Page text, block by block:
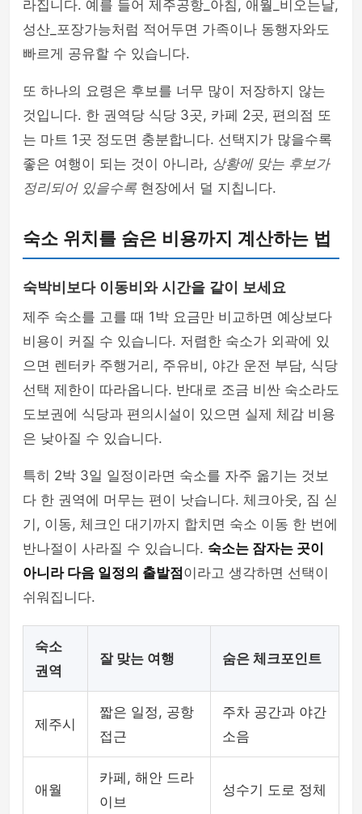
라집니다. 예를 들어 제주공항_아침, 애월_비오는날,
성산_포장가능처럼 적어두면 가족이나 동행자와도
빠르게 공유할 수 있습니다.
또 하나의 요령은 후보를 너무 많이 저장하지 않는
것입니다. 한 권역당 식당 3곳, 카페 2곳, 편의점 또
는 마트 1곳 정도면 충분합니다. 선택지가 많을수록
좋은 여행이 되는 것이 아니라, 상황에 맞는 후보가
정리되어 있을수록 현장에서 덜 지칩니다.
숙소 위치를 숨은 비용까지 계산하는 법
숙박비보다 이동비와 시간을 같이 보세요
제주 숙소를 고를 때 1박 요금만 비교하면 예상보다
비용이 커질 수 있습니다. 저렴한 숙소가 외곽에 있
으면 렌터카 주행거리, 주유비, 야간 운전 부담, 식당
선택 제한이 따라옵니다. 반대로 조금 비싼 숙소라도
도보권에 식당과 편의시설이 있으면 실제 체감 비용
은 낮아질 수 있습니다.
특히 2박 3일 일정이라면 숙소를 자주 옮기는 것보
다 한 권역에 머무는 편이 낫습니다. 체크아웃, 짐 싣
기, 이동, 체크인 대기까지 합치면 숙소 이동 한 번에
반나절이 사라질 수 있습니다. 숙소는 잠자는 곳이
아니라 다음 일정의 출발점이라고 생각하면 선택이
쉬워집니다.
숙소
권역
잘 맞는 여행 숨은 체크포인트
제주시
짧은 일정, 공항
접근
주차 공간과 야간
소음
애월
카페, 해안 드라
이브
성수기 도로 정체